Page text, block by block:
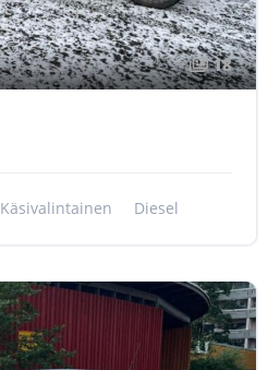
18
Käsivalintainen Diesel